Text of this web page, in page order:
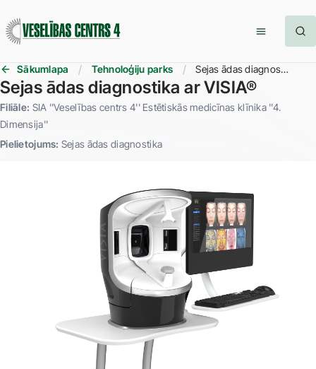
Sākumlapa Tehnoloģiju parks Sejas ādas diagnostika ar VISIA®
Sejas ādas diagnostika ar VISIA®
Filiāle: SIA ''Veselības centrs 4'' Estētiskās medicīnas klīnika ''4.
Dimensija''
Pielietojums: Sejas ādas diagnostika